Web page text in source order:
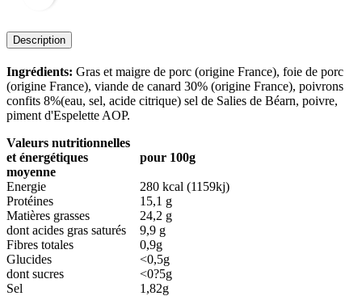
Description
Ingrédients: Gras et maigre de porc (origine France), foie de porc
(origine France), viande de canard 30% (origine France), poivrons
confits 8%(eau, sel, acide citrique) sel de Salies de Béarn, poivre,
piment d'Espelette AOP.
Valeurs nutritionnelles
et énergétiques
moyenne
pour 100g
Energie
280 kcal (1159kj)
Protéines
15,1 g
Matières grasses
24,2 g
dont acides gras saturés
9,9 g
Fibres totales
0,9g
Glucides
<0,5g
dont sucres
<0?5g
Sel
1,82g